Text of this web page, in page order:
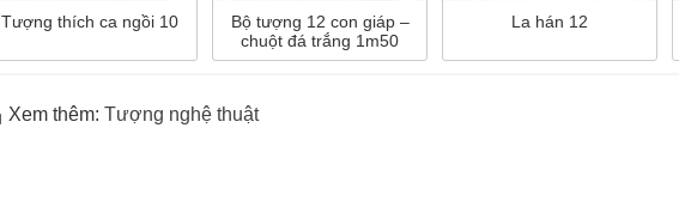
Tượng thích ca ngồi 10
Bộ tượng 12 con giáp –
chuột đá trắng 1m50
La hán 12
Xem thêm: Tượng nghệ thuật